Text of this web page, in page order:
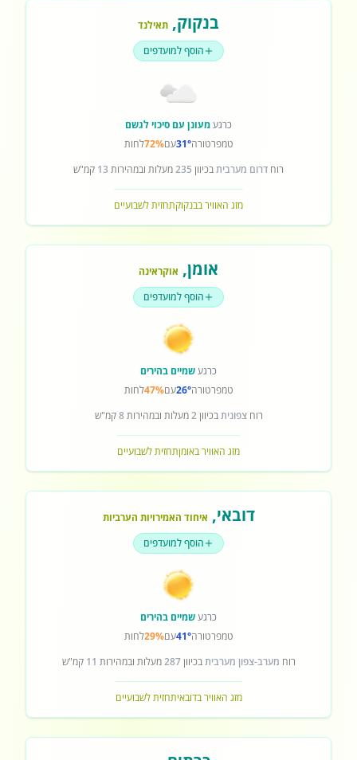
בנקוק, תאילנד
הוסף למועדפים
כרגעמעונן עם סיכוי לגשם
טמפרטורה31°עם72%לחות
רוח דרום מערביתבכיוון 235מעלות ובמהירות 13 קמ"ש
מזג האוויר בבנקוקתחזית לשבועיים
אומן, אוקראינה
הוסף למועדפים
כרגעשמיים בהירים
טמפרטורה26°עם47%לחות
רוחצפוניתבכיוון2מעלות ובמהירות8קמ"ש
מזג האוויר באומןתחזית לשבועיים
דובאי, איחוד האמירויות הערביות
הוסף למועדפים
כרגעשמיים בהירים
טמפרטורה41°עם29%לחות
רוח מערב-צפון מערביתבכיוון287מעלות ובמהירות 11 קמ"ש
מזג האוויר בדובאיתחזית לשבועיים